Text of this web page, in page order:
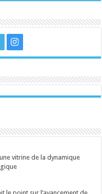
vitrine de la dynamique